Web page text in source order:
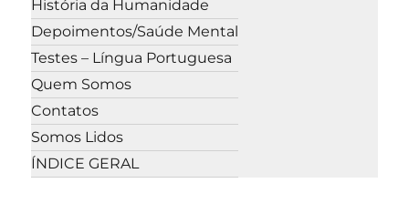
História da Humanidade
Depoimentos/Saúde Mental
Testes – Língua Portuguesa
Quem Somos
Contatos
Somos Lidos
ÍNDICE GERAL